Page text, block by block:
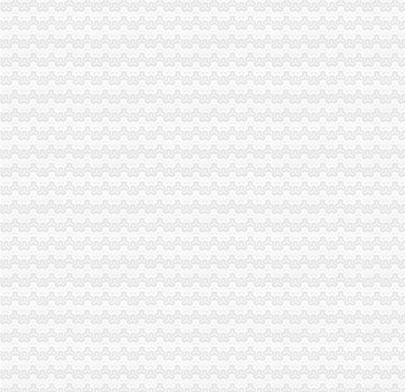
怎么查询公司是不是一般纳税人_百度经验
一般纳税人查询
一般纳税人查询
一般纳税人查询
一般纳税人查询。。
纳税人识别号查询_企业税号查询_一般纳税人查询
江苏省国家税务局门户网站一般纳税人查询
一般纳税人查询
河南一般纳税人资格查询入口_河南会计网
浙江一般纳税人资格查询
山东省一般纳税人资格查询
青岛一般纳税人查询
一般纳税人查询全国信息怎么操作_搜狐其它_搜狐网
一般纳税人查询—在线播放—优酷网,高清在线观看
关于一般纳税人查询的问题
如何查询对方公司是否为一般纳税人。-文章
如何查询增值税一般纳税人资格的开始年月？_百度知道
一般纳税人税号查询_青岛包听|E都市
重庆一般纳税人资格查询
全国一般纳税人资格查询收_搜狐教育_搜狐网